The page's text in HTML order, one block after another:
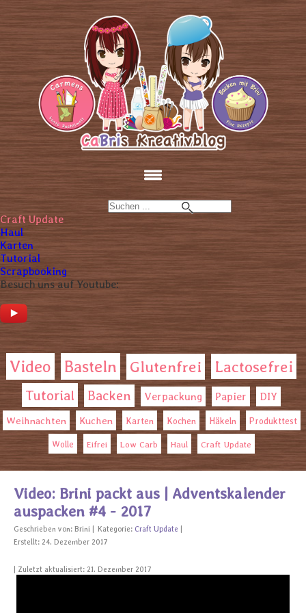
Craft Update
Haul
Karten
Tutorial
Scrapbooking
Besuch uns auf Youtube:
Video Basteln Glutenfrei Lactosefrei
Tutorial Backen Verpackung Papier DIY
Weihnachten Kuchen Karten Kochen Häkeln Produkttest
Wolle Eifrei Low Carb Haul Craft Update
Video: Brini packt aus | Adventskalender
auspacken #4 - 2017
Geschrieben von: Brini Kategorie: Craft Update
Erstellt: 24. Dezember 2017
Zuletzt aktualisiert: 21. Dezember 2017